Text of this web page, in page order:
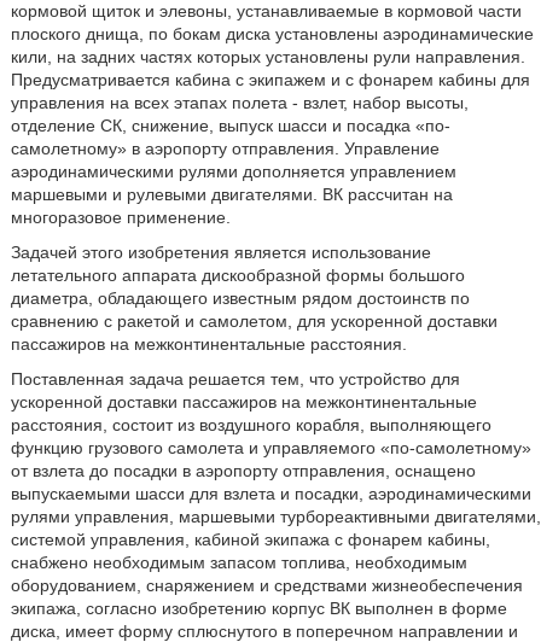
кормовой щиток и элевоны, устанавливаемые в кормовой части
плоского днища, по бокам диска установлены аэродинамические
кили, на задних частях которых установлены рули направления.
Предусматривается кабина с экипажем и с фонарем кабины для
управления на всех этапах полета - взлет, набор высоты,
отделение СК, снижение, выпуск шасси и посадка «по-
самолетному» в аэропорту отправления. Управление
аэродинамическими рулями дополняется управлением
маршевыми и рулевыми двигателями. ВК рассчитан на
многоразовое применение.
Задачей этого изобретения является использование
летательного аппарата дискообразной формы большого
диаметра, обладающего известным рядом достоинств по
сравнению с ракетой и самолетом, для ускоренной доставки
пассажиров на межконтинентальные расстояния.
Поставленная задача решается тем, что устройство для
ускоренной доставки пассажиров на межконтинентальные
расстояния, состоит из воздушного корабля, выполняющего
функцию грузового самолета и управляемого «по-самолетному»
от взлета до посадки в аэропорту отправления, оснащено
выпускаемыми шасси для взлета и посадки, аэродинамическими
рулями управления, маршевыми турбореактивными двигателями,
системой управления, кабиной экипажа с фонарем кабины,
снабжено необходимым запасом топлива, необходимым
оборудованием, снаряжением и средствами жизнеобеспечения
экипажа, согласно изобретению корпус ВК выполнен в форме
диска, имеет форму сплюснутого в поперечном направлении и